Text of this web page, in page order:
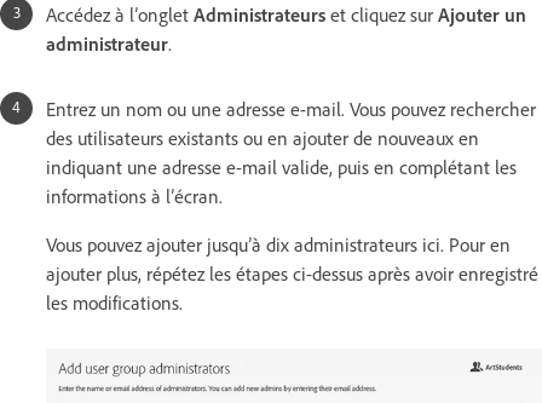
Accédez à l’onglet Administrateurs et cliquez sur Ajouter un
administrateur.
Entrez un nom ou une adresse e-mail. Vous pouvez rechercher
des utilisateurs existants ou en ajouter de nouveaux en
indiquant une adresse e-mail valide, puis en complétant les
informations à l’écran.
Vous pouvez ajouter jusqu’à dix administrateurs ici. Pour en
ajouter plus, répétez les étapes ci-dessus après avoir enregistré
les modifications.